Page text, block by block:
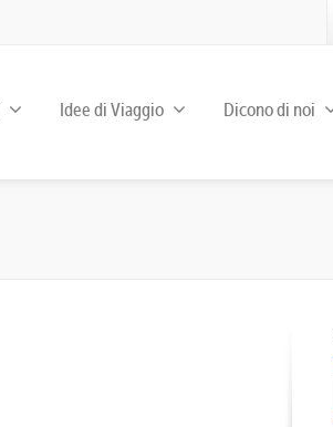
Idee di Viaggio Dicono di noi